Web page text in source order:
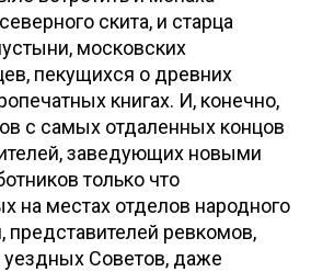
скита, и старца
московских
пекущихся о древних
книгах. И, конечно,
с самых отдаленных концов
заведующих новыми
только что
на местах отделов народного
представителей ревкомов,
уездных Советов, даже